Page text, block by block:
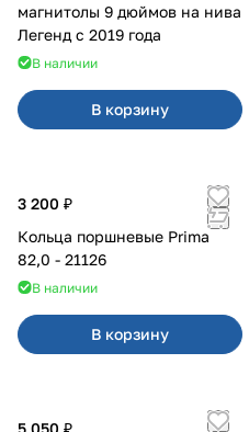
магнитолы 9 дюймов на нива
Легенд с 2019 года
В наличии
В корзину
3 200 ₽
Кольца поршневые Prima
82,0 - 21126
В наличии
В корзину
5 050 ₽